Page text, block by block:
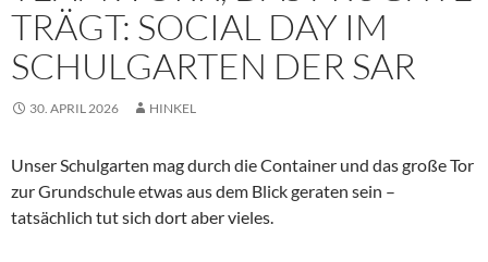
TRÄGT: SOCIAL DAY IM
SCHULGARTEN DER SAR
30. APRIL 2026 HINKEL
Unser Schulgarten mag durch die Container und das große Tor
zur Grundschule etwas aus dem Blick geraten sein –
tatsächlich tut sich dort aber vieles.